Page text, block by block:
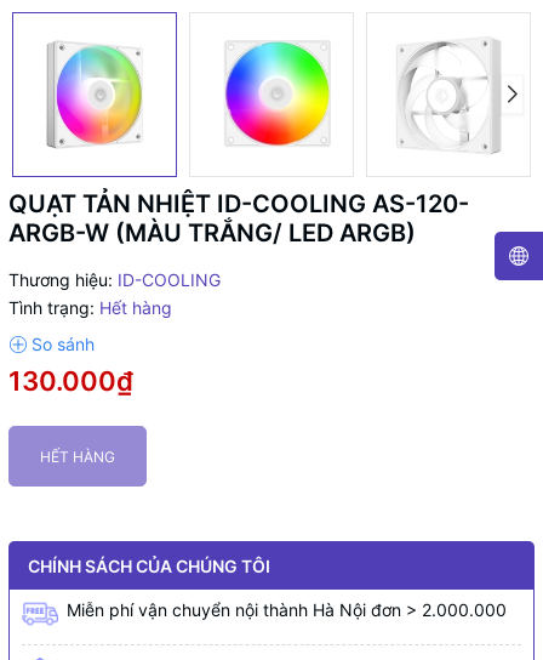
QUẠT TẢN NHIỆT ID-COOLING AS-120-
ARGB-W (MÀU TRẮNG/ LED ARGB)
Thương hiệu: ID-COOLING
Tình trạng: Hết hàng
130.000₫
HẾT HÀNG
CHÍNH SÁCH CỦA CHÚNG TÔI
Miễn phí vận chuyển nội thành Hà Nội đơn > 2.000.000